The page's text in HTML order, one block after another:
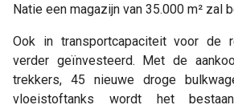
Natie een magazijn van 35.000 m² zal
Ook in transportcapaciteit voor de
verder geïnvesteerd. Met de
trekkers, 45 nieuwe droge
vloeistoftanks wordt het